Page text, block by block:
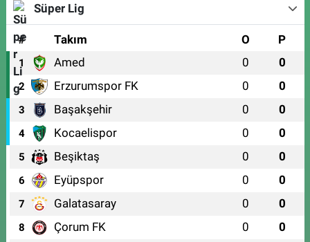
Süper Lig
# Takım O P
1 Amed 0 0
2 Erzurumspor FK 0 0
3 Başakşehir 0 0
4 Kocaelispor 0 0
5 Beşiktaş 0 0
6 Eyüpspor 0 0
7 Galatasaray 0 0
8 Çorum FK 0 0